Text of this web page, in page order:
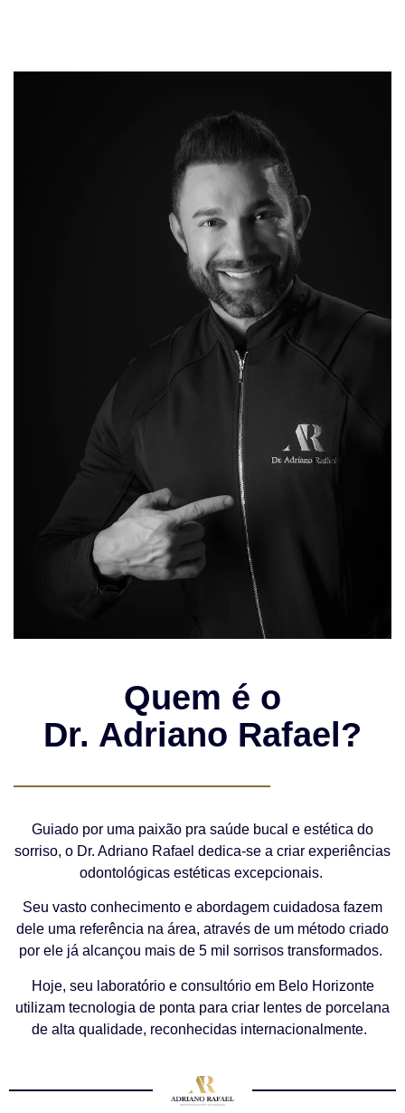
Quem é o
Dr. Adriano Rafael?
Guiado por uma paixão pra saúde bucal e estética do
sorriso, o Dr. Adriano Rafael dedica-se a criar experiências
odontológicas estéticas excepcionais.
Seu vasto conhecimento e abordagem cuidadosa fazem
dele uma referência na área, através de um método criado
por ele já alcançou mais de 5 mil sorrisos transformados.
Hoje, seu laboratório e consultório em Belo Horizonte
utilizam tecnologia de ponta para criar lentes de porcelana
de alta qualidade, reconhecidas internacionalmente.